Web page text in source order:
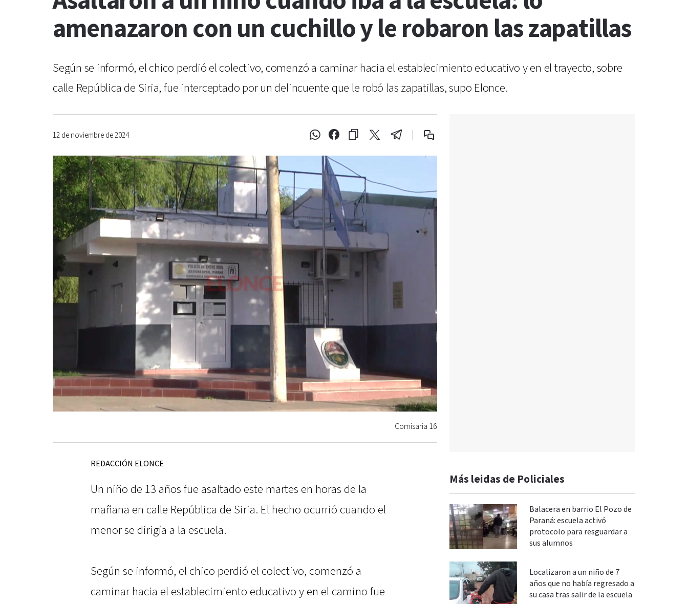
amenazaron con un cuchillo y le robaron las zapatillas
Según se informó, el chico perdió el colectivo, comenzó a caminar hacia el establecimiento educativo y en el trayecto, sobre
calle República de Siria, fue interceptado por un delincuente que le robó las zapatillas, supo Elonce.
12 de noviembre de 2024
Comisaría 16
REDACCIÓN ELONCE
Un niño de 13 años fue asaltado este martes en horas de la
mañana en calle República de Siria. El hecho ocurrió cuando el
menor se dirigía a la escuela.
Según se informó, el chico perdió el colectivo, comenzó a
caminar hacia el establecimiento educativo y en el camino fue
Más leidas de Policiales
Balacera en barrio El Pozo de
Paraná: escuela activó
protocolo para resguardar a
sus alumnos
Localizaron a un niño de 7
años que no había regresado a
su casa tras salir de la escuela